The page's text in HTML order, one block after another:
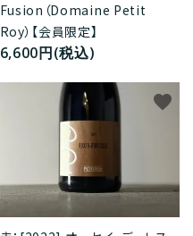
Fusion（Domaine Petit
Roy）【会員限定】
6,600円(税込)
favorite